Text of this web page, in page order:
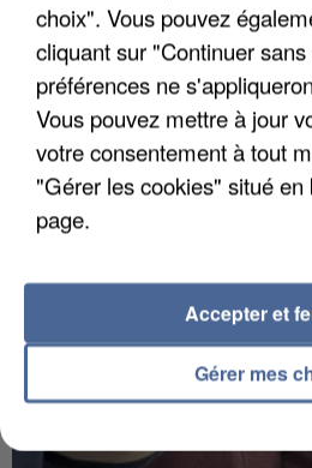
L’UN DES FONDATEURS
MAFIA INTERPELLÉ EN
choix". Vous pouvez
cliquant sur "Continuer
préférences ne
Vous pouvez mettre à jour
votre consentement à tout
"Gérer les cookies" situé en
page.
Gérer mes
Accepter et